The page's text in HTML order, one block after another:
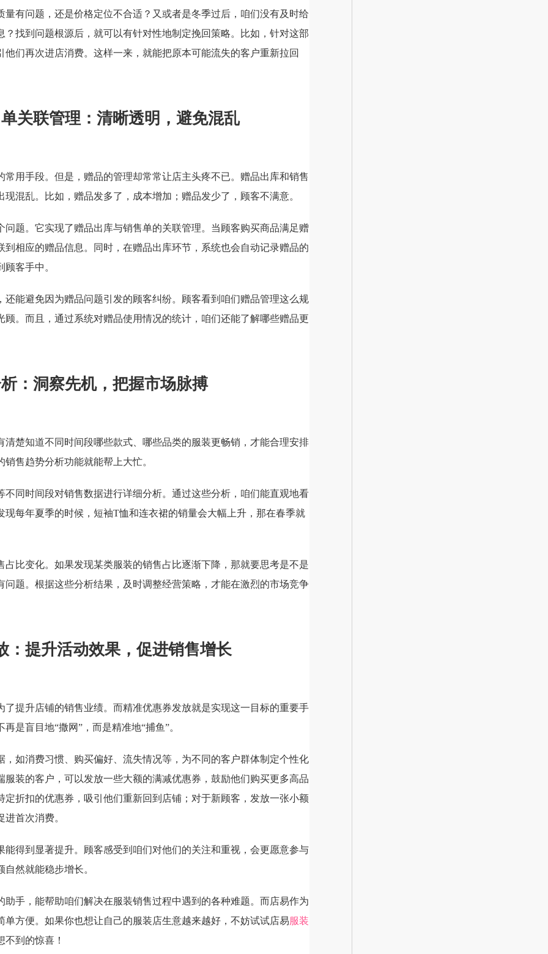
有问题，还是价格定位不合适？又或者是冬季过后，咱们没有及时给
找到问题根源后，就可以有针对性地制定挽回策略。比如，针对这部
们再次进店消费。这样一来，就能把原本可能流失的客户重新拉回
关联管理：清晰透明，避免混乱
用手段。但是，赠品的管理却常常让店主头疼不已。赠品出库和销售
混乱。比如，赠品发多了，成本增加；赠品发少了，顾客不满意。
题。它实现了赠品出库与销售单的关联管理。当顾客购买商品满足赠
相应的赠品信息。同时，在赠品出库环节，系统也会自动记录赠品的
客手中。
能避免因为赠品问题引发的顾客纠纷。顾客看到咱们赠品管理这么规
。而且，通过系统对赠品使用情况的统计，咱们还能了解哪些赠品更
：洞察先机，把握市场脉搏
楚知道不同时间段哪些款式、哪些品类的服装更畅销，才能合理安排
售趋势分析功能就能帮上大忙。
同时间段对销售数据进行详细分析。通过这些分析，咱们能直观地看
每年夏季的时候，短袖T恤和连衣裙的销量会大幅上升，那在春季就
比变化。如果发现某类服装的销售占比逐渐下降，那就要思考是不是
题。根据这些分析结果，及时调整经营策略，才能在激烈的市场竞争
：提升活动效果，促进销售增长
提升店铺的销售业绩。而精准优惠券发放就是实现这一目标的重要手
是盲目地“撒网”，而是精准地“捕鱼”。
如消费习惯、购买偏好、流失情况等，为不同的客户群体制定个性化
装的客户，可以发放一些大额的满减优惠券，鼓励他们购买更多高品
折扣的优惠券，吸引他们重新回到店铺；对于新顾客，发放一张小额
首次消费。
得到显著提升。顾客感受到咱们对他们的关注和重视，会更愿意参与
然就能稳步增长。
手，能帮助咱们解决在服装销售过程中遇到的各种难题。而店易作为
方便。如果你也想让自己的服装店生意越来越好，不妨试试店易服装
到的惊喜！